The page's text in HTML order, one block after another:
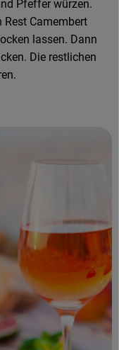
Pfeffer würzen.
Rest Camembert
lassen. Dann
Die restlichen